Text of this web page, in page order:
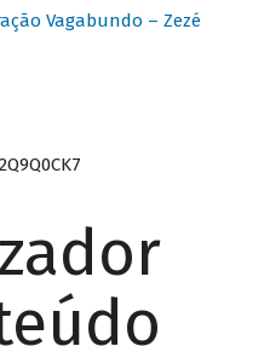
Vagabundo – Zezé